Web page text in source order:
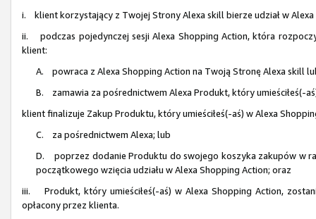
i. klient korzystający z Twojej Strony Alexa skill bierze udział w
ii. podczas pojedynczej sesji Alexa Shopping Action, która
klient:
A. powraca z Alexa Shopping Action na Twoją Stronę Alexa skill
B. zamawia za pośrednictwem Alexa Produkt, który umieściłeś(-
klient finalizuje Zakup Produktu, który umieściłeś(-aś) w Alexa
C. za pośrednictwem Alexa; lub
D. poprzez dodanie Produktu do swojego koszyka zakupów w
początkowego wzięcia udziału w Alexa Shopping Action; oraz
iii. Produkt, który umieściłeś(-aś) w Alexa Shopping Action,
opłacony przez klienta.